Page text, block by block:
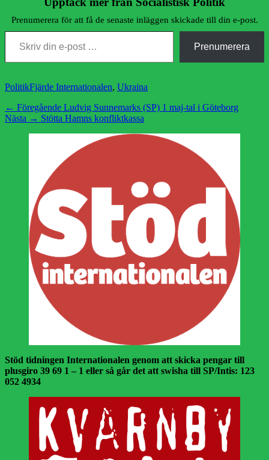
Prenumerera för att få de senaste inläggen skickade till din e-post.
Skriv din e-post …
Prenumerera
Kategorier
PolitikEtiketter
Fjärde Internationalen, Ukraina
Inläggsnavigering
← Föregående Föregående
inlägg:
Ludvig Sunnemarks (SP) 1 maj-tal i Göteborg
Nästa → Nästa
Stötta Hamns konfliktkassa
Stöd tidningen Internationalen genom att skicka pengar till
plusgiro 39 69 1 – 1 eller så går det att swisha till SP/Intis: 123
052 4934